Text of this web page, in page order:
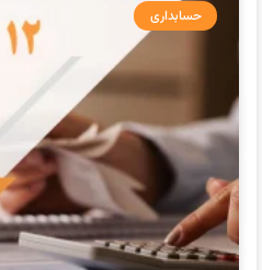
حسابداری